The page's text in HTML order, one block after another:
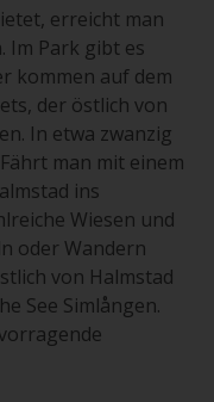
erreicht man
Im Park gibt es
kommen auf dem
der östlich von
In etwa zwanzig
man mit einem
ins
Wiesen und
oder Wandern
von Halmstad
See Simlången.